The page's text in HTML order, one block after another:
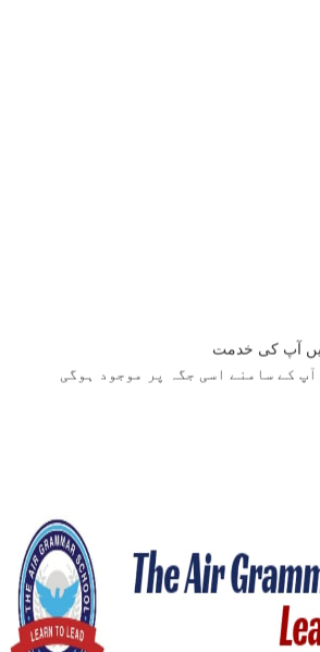
میں آپ کی خدمت
کے سامنے اسی جگہ پر موجود ہوگی